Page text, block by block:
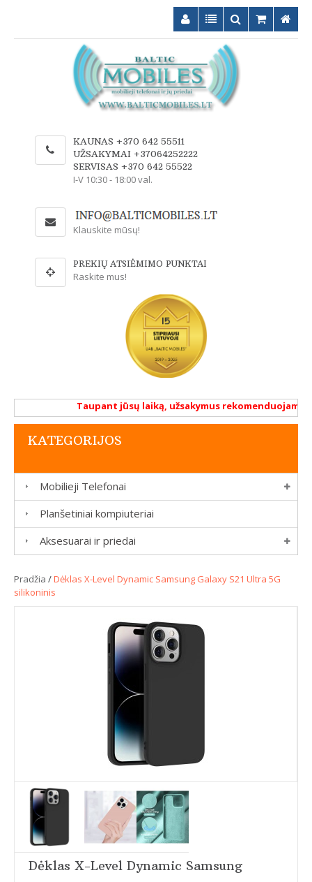
KAUNAS +370 642 55511
UŽSAKYMAI +37064252222
SERVISAS +370 642 55522
I-V 10:30 - 18:00 val.
Klauskite mūsų!
PREKIŲ ATSIĖMIMO PUNKTAI
Raskite mus!
Taupant jūsų laiką, užsakymus
KATEGORIJOS
Mobilieji Telefonai
Planšetiniai kompiuteriai
Aksesuarai ir priedai
Pradžia /Dėklas X-Level Dynamic Samsung Galaxy S21 Ultra 5G
silikoninis
Dėklas X-Level Dynamic Samsung